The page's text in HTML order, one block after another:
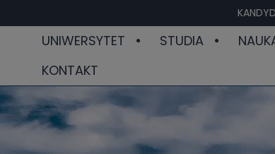
UNIWERSYTET STUDIA
KONTAKT